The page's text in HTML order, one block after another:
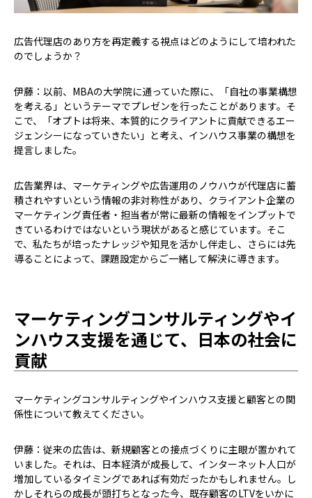
――広告代理店のあり方を再定義する視点はどのようにして培われた
のでしょうか？
伊藤：以前、MBAの大学院に通っていた際に、「自社の事業構想
を考える」というテーマでプレゼンを行ったことがあります。そ
こで、「オプトは将来、本質的にクライアントに貢献できるエー
ジェンシーになっていきたい」と考え、インハウス事業の構想を
提言しました。
広告業界は、マーケティングや広告運用のノウハウが代理店に蓄
積されやすいという情報の非対称性があり、クライアント企業の
マーケティング責任者・担当者が常に最新の情報をインプットで
きているわけではないという現状があると感じています。そこ
で、私たちが培ったナレッジや知見を活かし伴走し、さらには先
導ることによって、課題設定からご一緒して解決に導きます。
マーケティングコンサルティングやイ
ンハウス支援を通じて、日本の社会に
貢献
――マーケティングコンサルティングやインハウス支援と顧客との関
係性について教えてください。
伊藤：従来の広告は、新規顧客との接点づくりに主眼が置かれて
いました。それは、日本経済が成長して、インターネット人口が
増加しているタイミングであれば有効だったかもしれません。し
かしそれらの成長が頭打ちとなった今、既存顧客のLTVをいかに